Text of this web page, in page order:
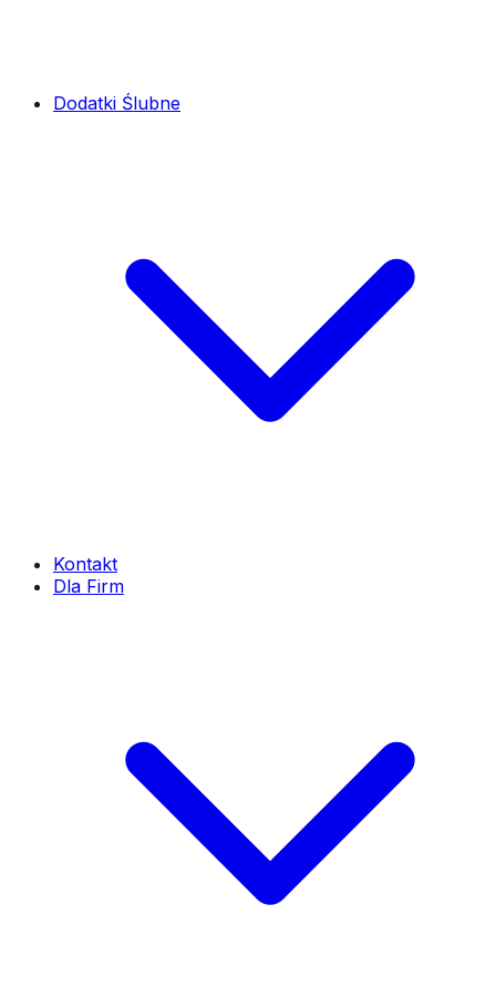
Dodatki Ślubne
Kontakt
Dla Firm